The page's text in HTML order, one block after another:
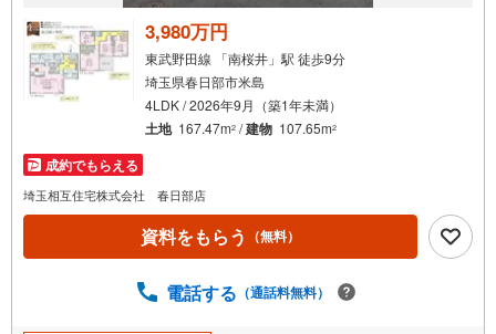
━…‥ Location ‥…━
東武東上線・有楽町線・副都心線の3路線が利用可能な「和光市」駅まで徒
歩14分。
都心へのアクセスにも便利な立地です。
ズ。
さらに公園も徒歩2分と、身近に自然を感じられる住環境も魅力です。
3,980万円
東武野田線 「南桜井」駅 徒歩9分
埼玉県春日部市米島
4LDK / 2026年9月（築1年未満）
土地 167.47m2 /建物 107.65m2
成約でもらえる
埼玉相互住宅株式会社 春日部店
資料をもらう （無料）
電話する （通話料無料）